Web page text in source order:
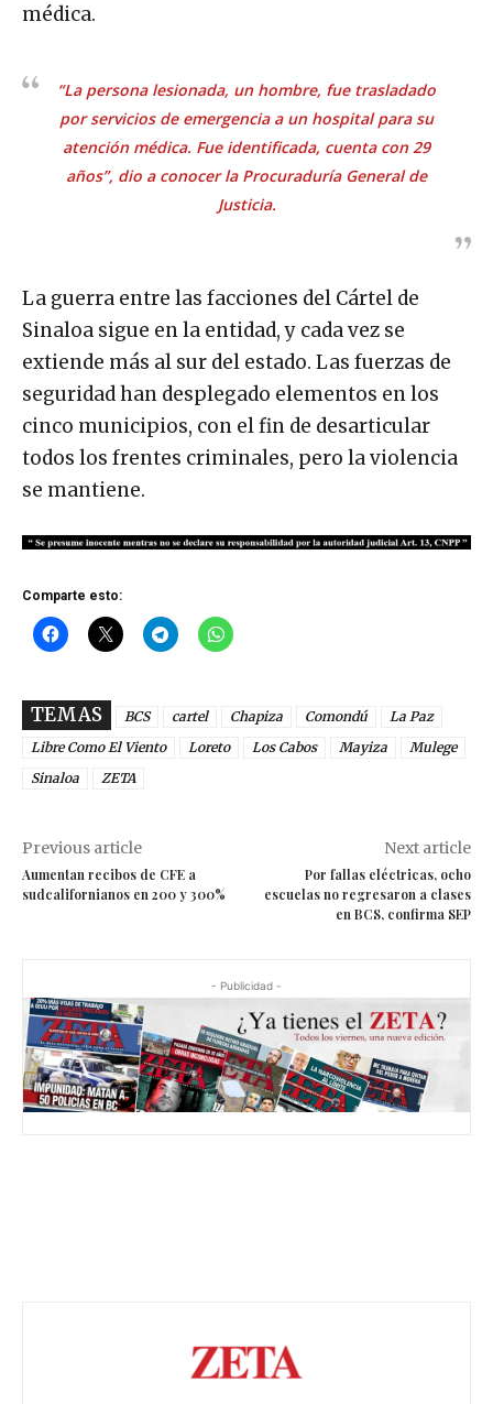
médica.
“La persona lesionada, un hombre, fue trasladado
por servicios de emergencia a un hospital para su
atención médica. Fue identificada, cuenta con 29
años”, dio a conocer la Procuraduría General de
Justicia.
La guerra entre las facciones del Cártel de
Sinaloa sigue en la entidad, y cada vez se
extiende más al sur del estado. Las fuerzas de
seguridad han desplegado elementos en los
cinco municipios, con el fin de desarticular
todos los frentes criminales, pero la violencia
se mantiene.
Comparte esto:
TEMAS BCS cartel Chapiza Comondú
La Paz
Libre Como El Viento
Loreto Los Cabos Mayiza
Mulege
Sinaloa
ZETA
Previous article
Aumentan recibos de CFE a
sudcalifornianos en 200 y 300%
Next article
Por fallas eléctricas, ocho
escuelas no regresaron a clases
en BCS, confirma SEP
- Publicidad -